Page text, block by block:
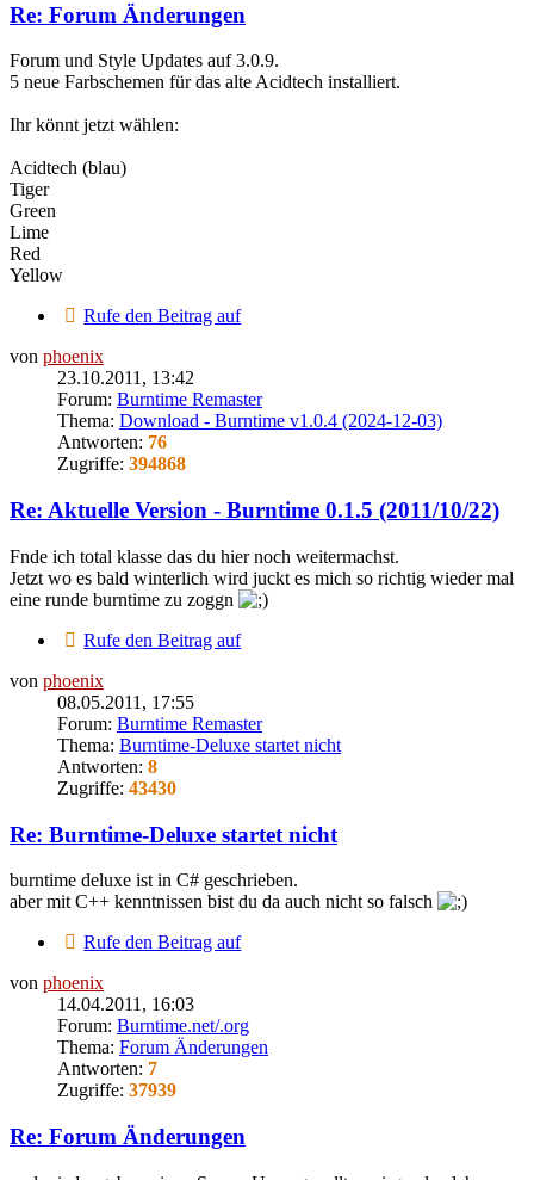
Re: Forum Änderungen
Forum und Style Updates auf 3.0.9.
5 neue Farbschemen für das alte Acidtech installiert.
Ihr könnt jetzt wählen:
Acidtech (blau)
Tiger
Green
Lime
Red
Yellow
Rufe den Beitrag auf
von phoenix
23.10.2011, 13:42
Forum: Burntime Remaster
Thema: Download - Burntime v1.0.4 (2024-12-03)
Antworten: 76
Zugriffe: 394868
Re: Aktuelle Version - Burntime 0.1.5 (2011/10/22)
Fnde ich total klasse das du hier noch weitermachst.
Jetzt wo es bald winterlich wird juckt es mich so richtig wieder mal
eine runde burntime zu zoggn
Rufe den Beitrag auf
von phoenix
08.05.2011, 17:55
Forum: Burntime Remaster
Thema: Burntime-Deluxe startet nicht
Antworten: 8
Zugriffe: 43430
Re: Burntime-Deluxe startet nicht
burntime deluxe ist in C# geschrieben.
aber mit C++ kenntnissen bist du da auch nicht so falsch
Rufe den Beitrag auf
von phoenix
14.04.2011, 16:03
Forum: Burntime.net/.org
Thema: Forum Änderungen
Antworten: 7
Zugriffe: 37939
Re: Forum Änderungen